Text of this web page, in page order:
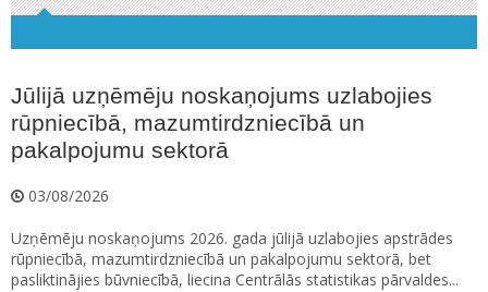
Jūlijā uzņēmēju noskaņojums uzlabojies
rūpniecībā, mazumtirdzniecībā un
pakalpojumu sektorā
03/08/2026
Uzņēmēju noskaņojums 2026. gada jūlijā uzlabojies apstrādes
rūpniecībā, mazumtirdzniecībā un pakalpojumu sektorā, bet
pasliktinājies būvniecībā, liecina Centrālās statistikas pārvaldes...